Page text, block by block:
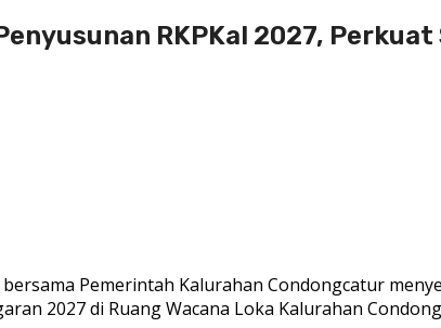
RKPKal 2027,
Pemerintah Kalurahan Condongcatur
2027 di Ruang Wacana Loka Kalurahan